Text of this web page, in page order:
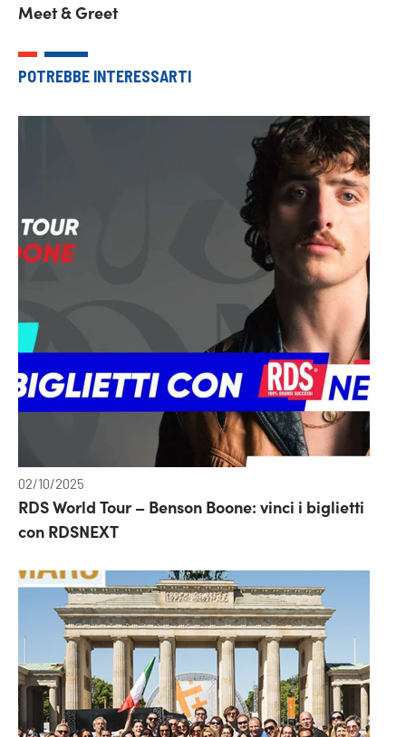
Meet & Greet
POTREBBE INTERESSARTI
02/10/2025
RDS World Tour – Benson Boone: vinci i biglietti
con RDSNEXT